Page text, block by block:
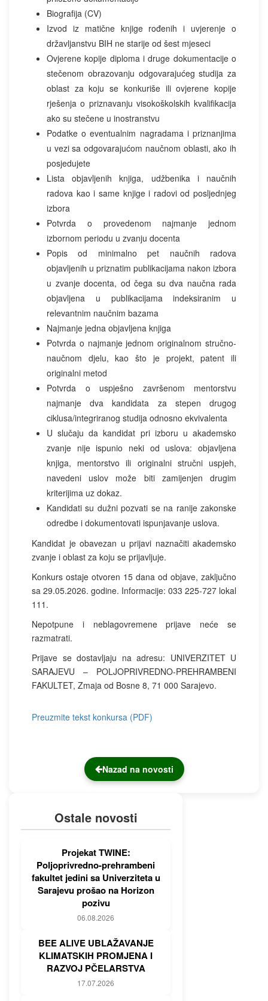
Biografija (CV)
Izvod iz matične knjige rođenih i uvjerenje o
državljanstvu BIH ne starije od šest mjeseci
Ovjerene kopije diploma i druge dokumentacije o
stečenom obrazovanju odgovarajućeg studija za
oblast za koju se konkuriše ili ovjerene kopije
rješenja o priznavanju visokoškolskih kvalifikacija
ako su stečene u inostranstvu
Podatke o eventualnim nagradama i priznanjima
u vezi sa odgovarajućom naučnom oblasti, ako ih
posjedujete
Lista objavljenih knjiga, udžbenika i naučnih
radova kao i same knjige i radovi od posljednjeg
izbora
Potvrda o provedenom najmanje jednom
izbornom periodu u zvanju docenta
Popis od minimalno pet naučnih radova
objavljenih u priznatim publikacijama nakon izbora
u zvanje docenta, od čega su dva naučna rada
objavljena u publikacijama indeksiranim u
relevantnim naučnim bazama
Najmanje jedna objavljena knjiga
Potvrda o najmanje jednom originalnom stručno-
naučnom djelu, kao što je projekt, patent ili
originalni metod
Potvrda o uspješno završenom mentorstvu
najmanje dva kandidata za stepen drugog
ciklusa/integriranog studija odnosno ekvivalenta
U slučaju da kandidat pri izboru u akademsko
zvanje nije ispunio neki od uslova: objavljena
knjiga, mentorstvo ili originalni stručni uspjeh,
navedeni uslov može biti zamijenjen drugim
kriterijima uz dokaz.
Kandidati su dužni pozvati se na ranije zakonske
odredbe i dokumentovati ispunjavanje uslova.
Kandidat je obavezan u prijavi naznačiti akademsko
zvanje i oblast za koju se prijavljuje.
Konkurs ostaje otvoren 15 dana od objave, zaključno
sa 29.05.2026. godine. Informacije: 033 225-727 lokal
111.
Nepotpune i neblagovremene prijave neće se
razmatrati.
Prijave se dostavljaju na adresu: UNIVERZITET U
SARAJEVU – POLJOPRIVREDNO-PREHRAMBENI
FAKULTET, Zmaja od Bosne 8, 71 000 Sarajevo.
Preuzmite tekst konkursa (PDF)
Nazad na novosti
Ostale novosti
Projekat TWINE:
Poljoprivredno-prehrambeni
fakultet jedini sa Univerziteta u
Sarajevu prošao na Horizon
pozivu
06.08.2026
BEE ALIVE UBLAŽAVANJE
KLIMATSKIH PROMJENA I
RAZVOJ PČELARSTVA
17.07.2026